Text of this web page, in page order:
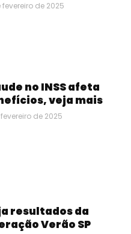
fevereiro de 2025
no INSS afeta
veja mais
fevereiro de 2025
resultados da
Verão SP